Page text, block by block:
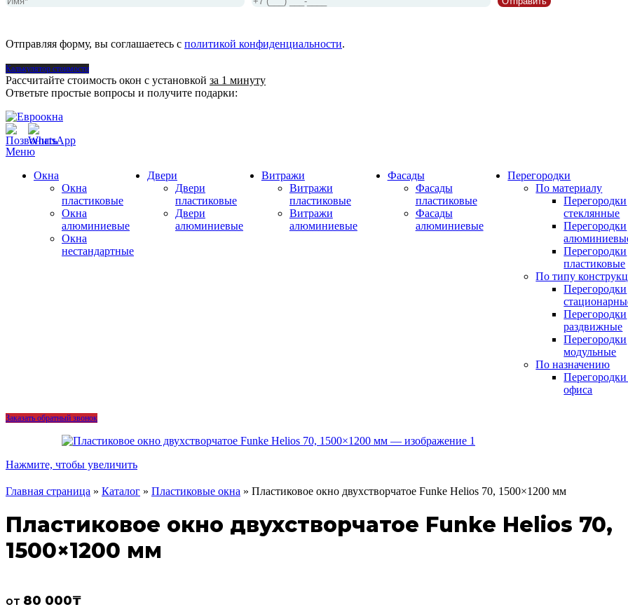
Отправляя форму, вы соглашаетесь с политикой конфиденциальности.
Калькулятор стоимости
Рассчитайте стоимость окон с установкой за 1 минуту
Ответьте простые вопросы и получите подарки:
Меню
Окна
Окна
пластиковые
Окна
алюминиевые
Окна
нестандартные
Двери
Двери
пластиковые
Двери
алюминиевые
Витражи
Витражи
пластиковые
Витражи
алюминиевые
Фасады
Фасады
пластиковые
Фасады
алюминиевые
Перегородки
По материалу
Перегородки
стеклянные
Перегородки
Перегородки
пластиковые
По типу
Перегородки
Перегородки
раздвижные
Перегородки
модульные
По назначению
Перегородки
офиса
Заказать обратный звонок
Нажмите, чтобы увеличить
Главная страница » Каталог » Пластиковые окна » Пластиковое окно двухстворчатое Funke Helios 70, 1500×1200 мм
Пластиковое окно двухстворчатое Funke Helios 70,
1500×1200 мм
от 80 000₸